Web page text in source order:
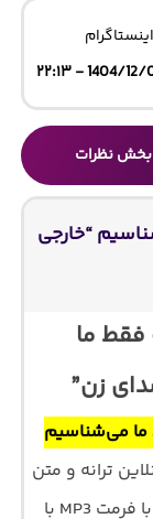
12/06 - ۲۲:۱۳
بخش نظرات
“خارجی
فقط ما
زن”
می‌شناسیم
ترانه و متن
کامل موسیقی با کیفیت اصلی 320 و 128 با فرمت MP3 با